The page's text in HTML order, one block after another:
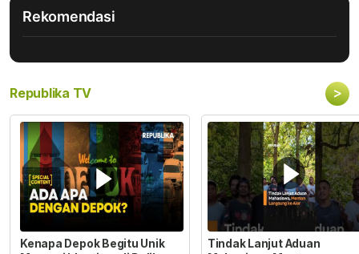
Rekomendasi
Republika TV >
Kenapa Depok Begitu Unik
Tindak Lanjut Aduan